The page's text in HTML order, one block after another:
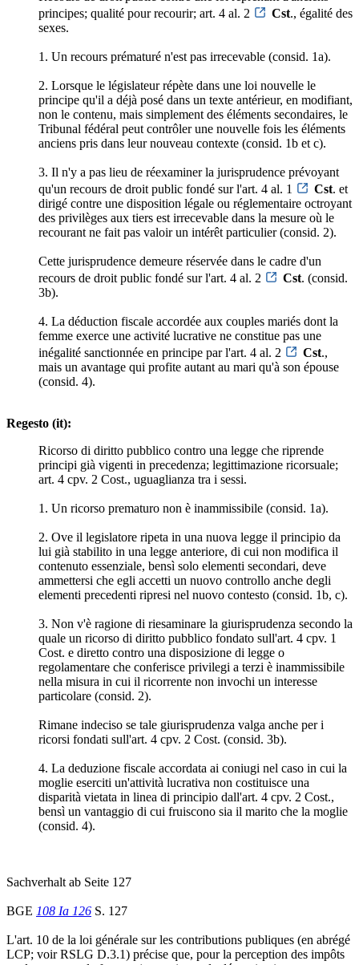
principes; qualité pour recourir; art. 4 al. 2
Cst., égalité des
sexes.
1. Un recours prématuré n'est pas irrecevable (consid. 1a).
2. Lorsque le législateur répète dans une loi nouvelle le
principe qu'il a déjà posé dans un texte antérieur, en modifiant,
non le contenu, mais simplement des éléments secondaires, le
Tribunal fédéral peut contrôler une nouvelle fois les éléments
anciens pris dans leur nouveau contexte (consid. 1b et c).
3. Il n'y a pas lieu de réexaminer la jurisprudence prévoyant
qu'un recours de droit public fondé sur l'art. 4 al. 1
Cst. et
dirigé contre une disposition légale ou réglementaire octroyant
des privilèges aux tiers est irrecevable dans la mesure où le
recourant ne fait pas valoir un intérêt particulier (consid. 2).
Cette jurisprudence demeure réservée dans le cadre d'un
recours de droit public fondé sur l'art. 4 al. 2
Cst. (consid.
3b).
4. La déduction fiscale accordée aux couples mariés dont la
femme exerce une activité lucrative ne constitue pas une
inégalité sanctionnée en principe par l'art. 4 al. 2
Cst.,
mais un avantage qui profite autant au mari qu'à son épouse
(consid. 4).
Regesto (it):
Ricorso di diritto pubblico contro una legge che riprende
principi già vigenti in precedenza; legittimazione ricorsuale;
art. 4 cpv. 2 Cost., uguaglianza tra i sessi.
1. Un ricorso prematuro non è inammissibile (consid. 1a).
2. Ove il legislatore ripeta in una nuova legge il principio da
lui già stabilito in una legge anteriore, di cui non modifica il
contenuto essenziale, bensì solo elementi secondari, deve
ammettersi che egli accetti un nuovo controllo anche degli
elementi precedenti ripresi nel nuovo contesto (consid. 1b, c).
3. Non v'è ragione di riesaminare la giurisprudenza secondo la
quale un ricorso di diritto pubblico fondato sull'art. 4 cpv. 1
Cost. e diretto contro una disposizione di legge o
regolamentare che conferisce privilegi a terzi è inammissibile
nella misura in cui il ricorrente non invochi un interesse
particolare (consid. 2).
Rimane indeciso se tale giurisprudenza valga anche per i
ricorsi fondati sull'art. 4 cpv. 2 Cost. (consid. 3b).
4. La deduzione fiscale accordata ai coniugi nel caso in cui la
moglie eserciti un'attività lucrativa non costituisce una
disparità vietata in linea di principio dall'art. 4 cpv. 2 Cost.,
bensì un vantaggio di cui fruiscono sia il marito che la moglie
(consid. 4).
Sachverhalt ab Seite 127
BGE 108 Ia 126 S. 127
L'art. 10 de la loi générale sur les contributions publiques (en abrégé
LCP; voir RSLG D.3.1) précise que, pour la perception des impôts